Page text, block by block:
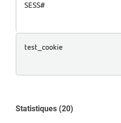
SESS#
test_cookie
Statistiques (20)